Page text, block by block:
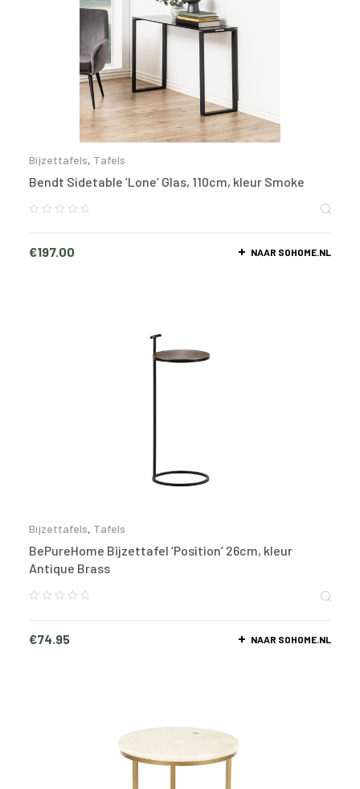
Bijzettafels, Tafels
Bendt Sidetable ‘Lone’ Glas, 110cm, kleur Smoke
€197.00 NAAR SOHOME.NL
Bijzettafels, Tafels
BePureHome Bijzettafel ‘Position’ 26cm, kleur
Antique Brass
€74.95 NAAR SOHOME.NL